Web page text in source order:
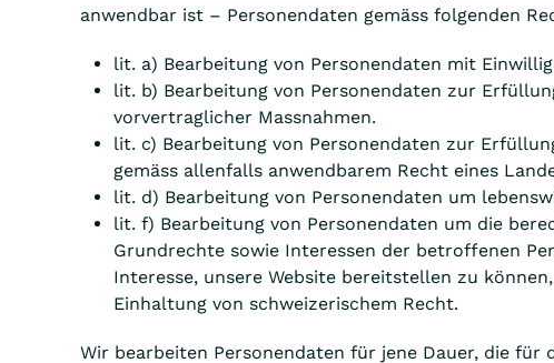
anwendbar ist – Personendaten gemäss folgenden
lit. a) Bearbeitung von Personendaten mit
lit. b) Bearbeitung von Personendaten zur
vorvertraglicher Massnahmen.
lit. c) Bearbeitung von Personendaten zur
gemäss allenfalls anwendbarem Recht eines
lit. d) Bearbeitung von Personendaten um
lit. f) Bearbeitung von Personendaten um die
Grundrechte sowie Interessen der betroffenen
Interesse, unsere Website bereitstellen zu
Einhaltung von schweizerischem Recht.
Wir bearbeiten Personendaten für jene Dauer, die